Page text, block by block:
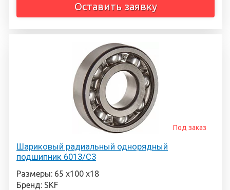
Оставить заявку
Шариковый радиальный однорядный
подшипник 6013/С3
Под заказ
Размеры: 65 х100 х18
Бренд: SKF